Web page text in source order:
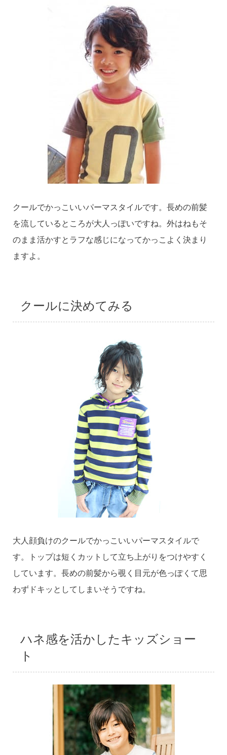
クールでかっこいいパーマスタイルです。長めの前髪
を流しているところが大人っぽいですね。外はねもそ
のまま活かすとラフな感じになってかっこよく決まり
ますよ。
クールに決めてみる
大人顔負けのクールでかっこいいパーマスタイルで
す。トップは短くカットして立ち上がりをつけやすく
しています。長めの前髪から覗く目元が色っぽくて思
わずドキッとしてしまいそうですね。
ハネ感を活かしたキッズショー
ト